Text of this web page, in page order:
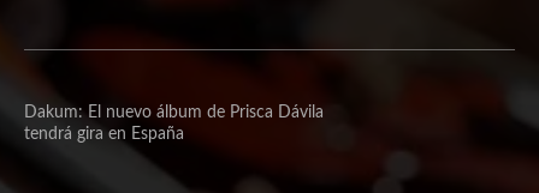
Dakum: El nuevo álbum de Prisca Dávila
tendrá gira en España